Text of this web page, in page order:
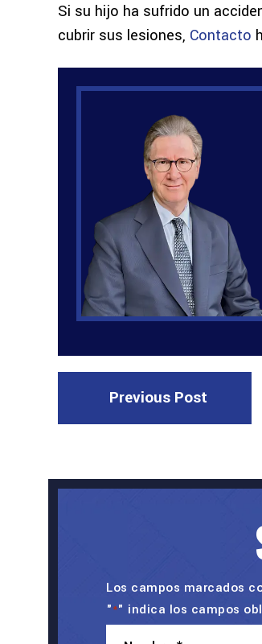
Si su hijo ha sufrido un
cubrir sus lesiones, Contacto
Previous Post
Los campos marcados
"*" indica los campos